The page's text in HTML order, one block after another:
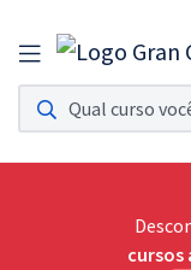
Assinatura
Acesso a todos os
Assinatura OAB
Acesso ilimitado a toda
cursos